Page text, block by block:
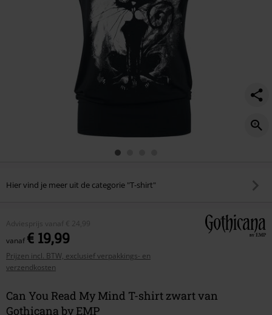
Hier vind je meer uit de categorie "T-shirt"
Adviesprijs vanaf € 24,99
vanaf€ 19,99
Prijzen incl. BTW, exclusief verpakkings- en
verzendkosten
Can You Read My Mind T-shirt zwart van
Gothicana by EMP